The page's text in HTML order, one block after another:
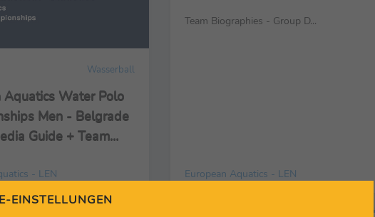
Wasserball
Aquatics Water Polo
Men - Belgrade
Guide + Team
- LEN
Team Biographies - Group D...
European Aquatics - LEN
EINSTELLUNGEN